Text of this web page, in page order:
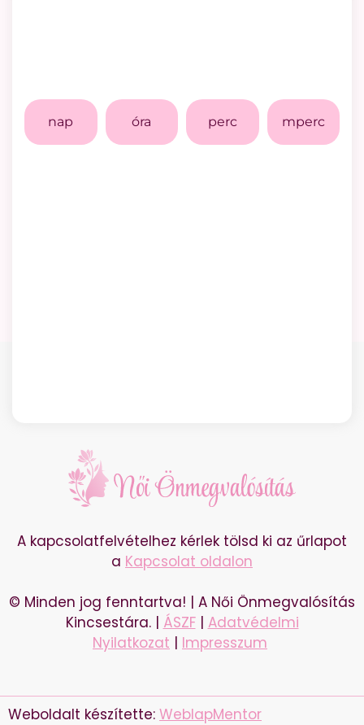
nap óra perc mperc
A kapcsolatfelvételhez kérlek tölsd ki az űrlapot
a Kapcsolat oldalon
© Minden jog fenntartva! | A Női Önmegvalósítás
Kincsestára. | ÁSZF| Adatvédelmi
Nyilatkozat | Impresszum
Weboldalt készítette: WeblapMentor